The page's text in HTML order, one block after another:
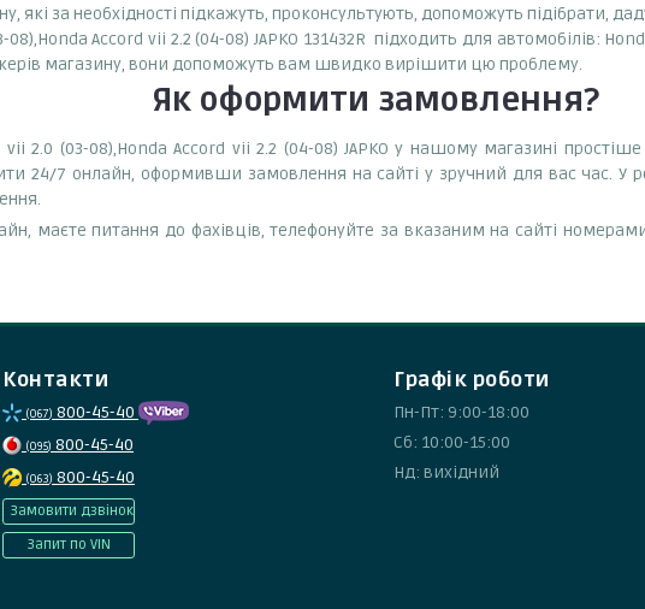
які за необхідності підкажуть, проконсультують, допоможуть підібрати,
Accord vii 2.2 (04-08) JAPKO 131432R підходить для автомобілів:
магазину, вони допоможуть вам швидко вирішити цю проблему.
Як оформити замовлення?
2.0 (03-08),Honda Accord vii 2.2 (04-08) JAPKO у нашому магазині
24/7 онлайн, оформивши замовлення на сайті у зручний для вас час. У
маєте питання до фахівців, телефонуйте за вказаним на сайті
Контакти
(067) 800-45-40
(095) 800-45-40
(063) 800-45-40
Замовити дзвінок
Запит по VIN
Графік роботи
Пн-Пт: 9:00-18:00
Сб: 10:00-15:00
Нд: вихідний